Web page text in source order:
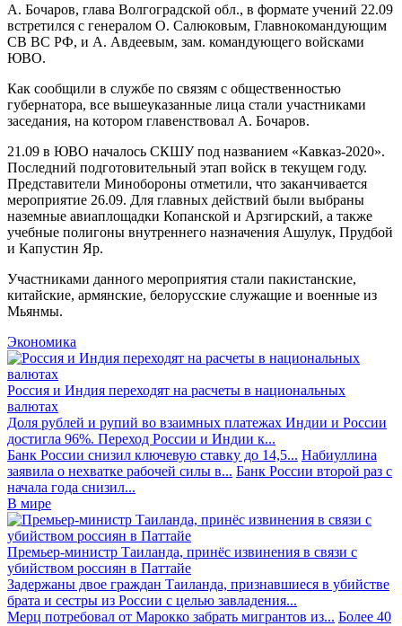
А. Бочаров, глава Волгоградской обл., в формате учений 22.09
встретился с генералом О. Салюковым, Главнокомандующим
СВ ВС РФ, и А. Авдеевым, зам. командующего войсками
ЮВО.
Как сообщили в службе по связям с общественностью
губернатора, все вышеуказанные лица стали участниками
заседания, на котором главенствовал А. Бочаров.
21.09 в ЮВО началось СКШУ под названием «Кавказ-2020».
Последний подготовительный этап войск в текущем году.
Представители Минобороны отметили, что заканчивается
мероприятие 26.09. Для главных действий были выбраны
наземные авиаплощадки Копанской и Арзгирский, а также
учебные полигоны внутреннего назначения Ашулук, Прудбой
и Капустин Яр.
Участниками данного мероприятия стали пакистанские,
китайские, армянские, белорусские служащие и военные из
Мьянмы.
Экономика
Россия и Индия переходят на расчеты в национальных
валютах
Доля рублей и рупий во взаимных платежах Индии и России
достигла 96%. Переход России и Индии к...
Банк России снизил ключевую ставку до 14,5... Набиуллина
заявила о нехватке рабочей силы в... Банк России второй раз с
начала года снизил...
В мире
Премьер-министр Таиланда, принёс извинения в связи с
убийством россиян в Паттайе
Задержаны двое граждан Таиланда, признавшиеся в убийстве
брата и сестры из России с целью завладения...
Мерц потребовал от Марокко забрать мигрантов из... Более 40